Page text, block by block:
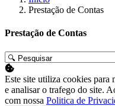
Prestação de Contas
Prestação de Contas
Este site utiliza cookies para
e analisar o trafego do site.
com nossa Politica de